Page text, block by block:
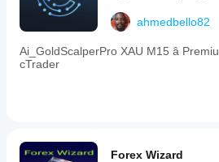
ahmedbello82
Ai_GoldScalperPro XAU M15 â
cTrader
Forex Wizard